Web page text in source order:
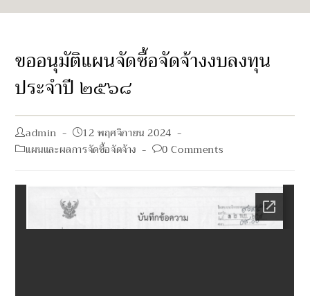
ขออนุมัติแผนจัดซื้อจัดจ้างงบลงทุน
ประจำปี ๒๕๖๘
Post
author:
admin Post
published:
12 พฤศจิกายน 2024
Postแผนและผลการจัดซื้อจัดจ้าง Post0 Comments